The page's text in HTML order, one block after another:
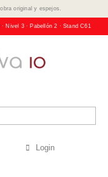
original y espejos.
Nivel 3 · Pabellón 2 · Stand C61
Login